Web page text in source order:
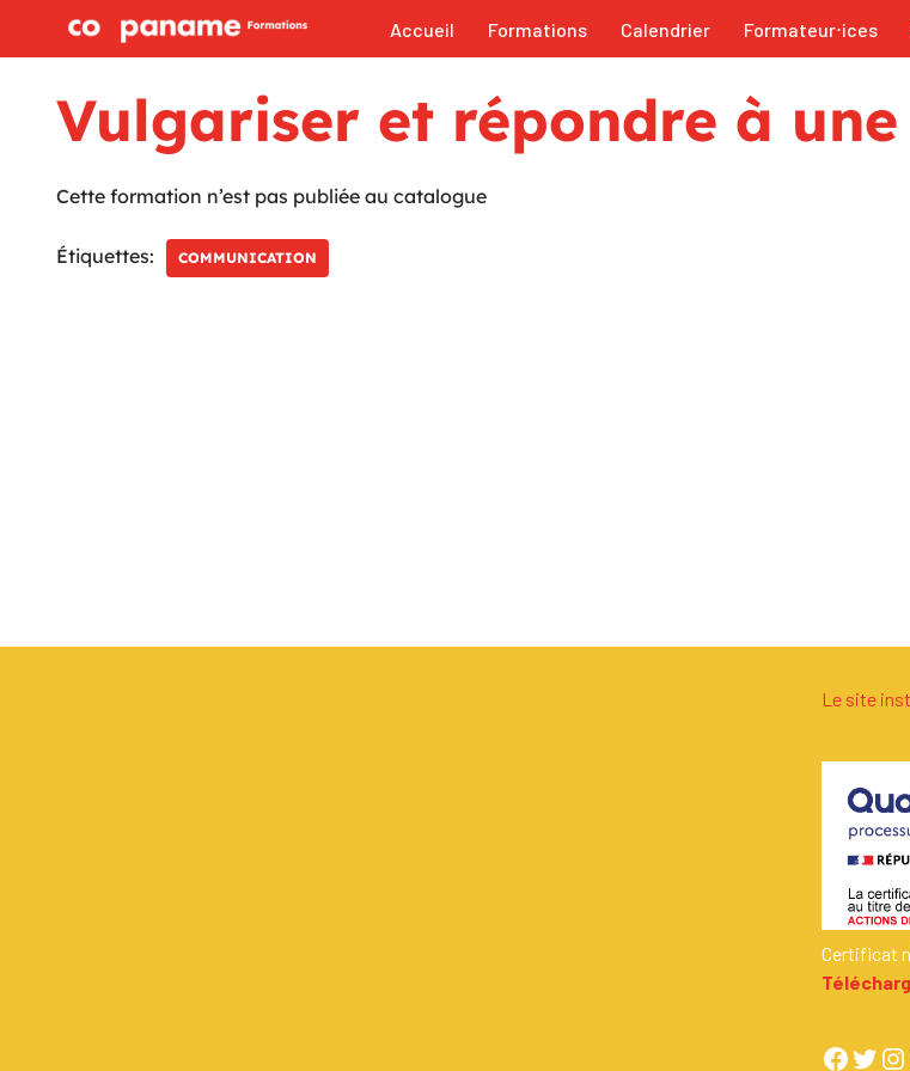
Aller
contenu
Accueil Formations Calendrier Formateur⋅ices
Vulgariser et répondre à
Cette formation n’est pas publiée au catalogue
Étiquettes: COMMUNICATION
Le site
Certificat